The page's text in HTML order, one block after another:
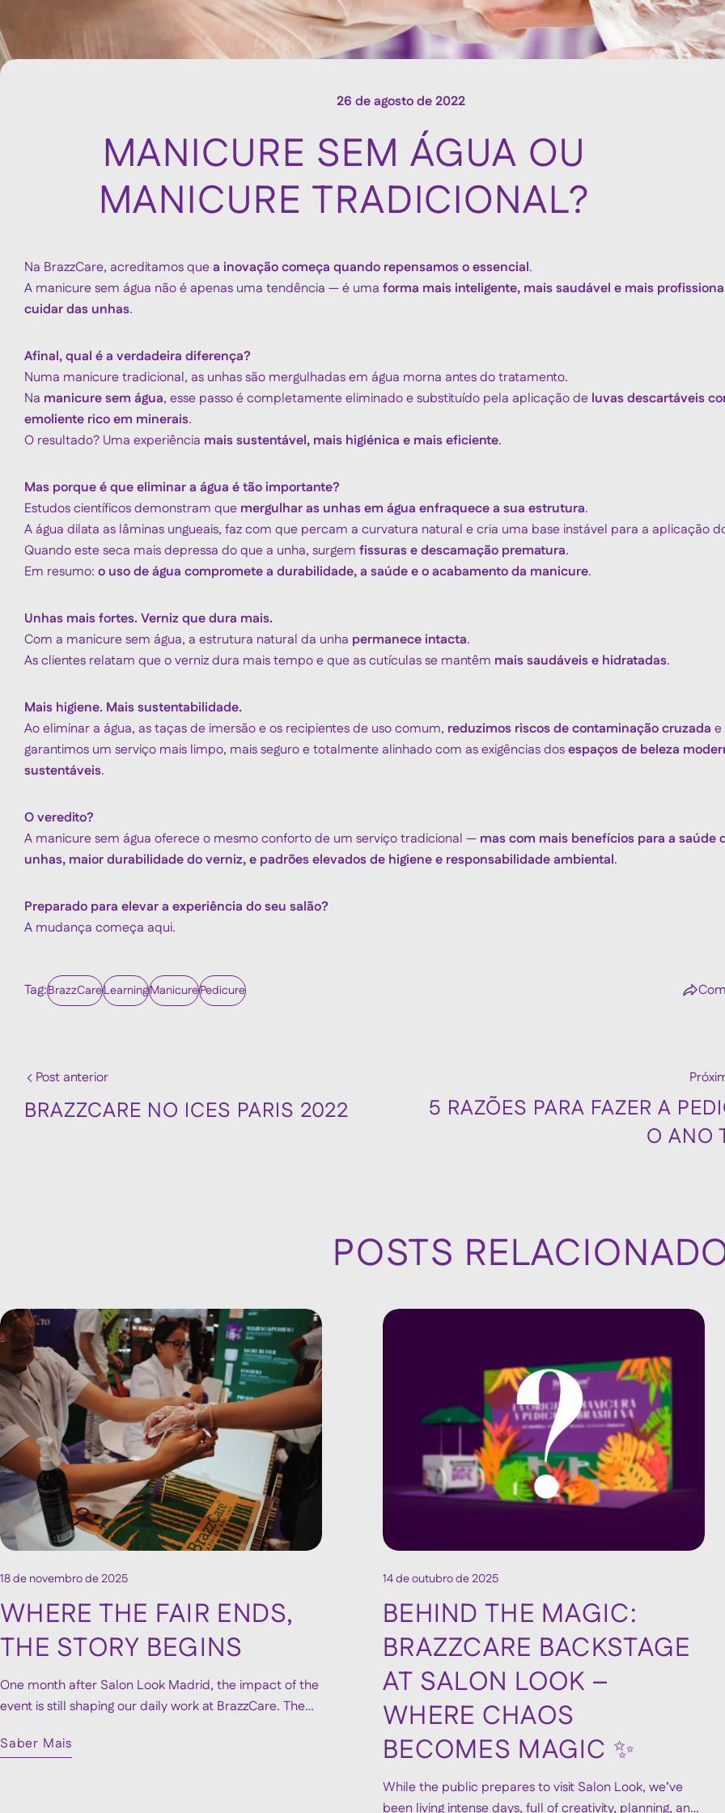
26 de agosto de 2022
MANICURE SEM ÁGUA OU
MANICURE TRADICIONAL?
Na BrazzCare, acreditamos quea inovação começa quando repensamos o essencial.
A manicure sem água não é apenas uma tendência — é uma forma mais inteligente, mais saudável e mais
cuidar das unhas.
Afinal, qual é a verdadeira diferença?
Numa manicure tradicional, as unhas são mergulhadas em água morna antes do tratamento.
Na manicure sem água, esse passo é completamente eliminado e substituído pela aplicação de luvas descartáveis
emoliente rico em minerais.
O resultado? Uma experiência mais sustentável, mais higiénica e mais eficiente.
Mas porque é que eliminar a água é tão importante?
Estudos científicos demonstram que mergulhar as unhas em água enfraquece a sua estrutura.
A água dilata as lâminas ungueais, faz com que percam a curvatura natural e cria uma base instável para a aplicação
Quando este seca mais depressa do que a unha, surgem fissuras e descamação prematura.
Em resumo: o uso de água compromete a durabilidade, a saúde e o acabamento da manicure.
Unhas mais fortes. Verniz que dura mais.
Com a manicure sem água, a estrutura natural da unha permanece intacta.
As clientes relatam que o verniz dura mais tempo e que as cutículas se mantêm mais saudáveis e hidratadas.
Mais higiene. Mais sustentabilidade.
Ao eliminar a água, as taças de imersão e os recipientes de uso comum, reduzimos riscos de contaminação cruzada e
garantimos um serviço mais limpo, mais seguro e totalmente alinhado com as exigências dosespaços de beleza
sustentáveis.
O veredito?
A manicure sem água oferece o mesmo conforto de um serviço tradicional — mas com mais benefícios para a saúde
unhas, maior durabilidade do verniz, e padrões elevados de higiene e responsabilidade ambiental.
Preparado para elevar a experiência do seu salão?
A mudança começa aqui.
Tag:BrazzCareLearningManicurePedicure
Post anterior
BRAZZCARE NO ICES PARIS 2022
5 RAZÕES PARA FAZER A
O ANO
POSTS
18 de novembro de 2025
WHERE THE FAIR ENDS,
THE STORY BEGINS
One month after Salon Look Madrid, the impact of the
event is still shaping our daily work at BrazzCare. The
immediately resonated with visitors and continues to
Saber Mais
14 de outubro de 2025
BEHIND THE MAGIC:
BRAZZCARE BACKSTAGE
AT SALON LOOK –
WHERE CHAOS
BECOMES MAGIC ✨
While the public prepares to visit Salon Look, we’ve
been living intense days, full of creativity, planning, and,